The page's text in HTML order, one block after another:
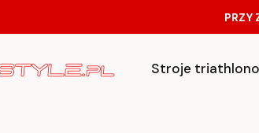
PRZY
Stroje